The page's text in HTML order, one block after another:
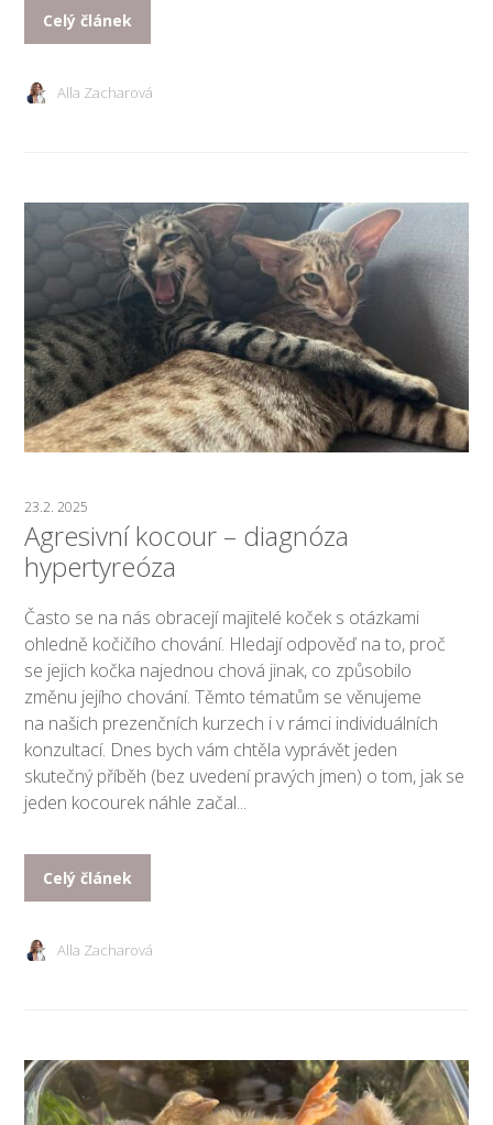
Celý článek
Alla Zacharová
23.2. 2025
Agresivní kocour – diagnóza
hypertyreóza
Často se na nás obracejí majitelé koček s otázkami
ohledně kočičího chování. Hledají odpověď na to, proč
se jejich kočka najednou chová jinak, co způsobilo
změnu jejího chování. Těmto tématům se věnujeme
na našich prezenčních kurzech i v rámci individuálních
konzultací. Dnes bych vám chtěla vyprávět jeden
skutečný příběh (bez uvedení pravých jmen) o tom, jak se
jeden kocourek náhle začal...
Celý článek
Alla Zacharová